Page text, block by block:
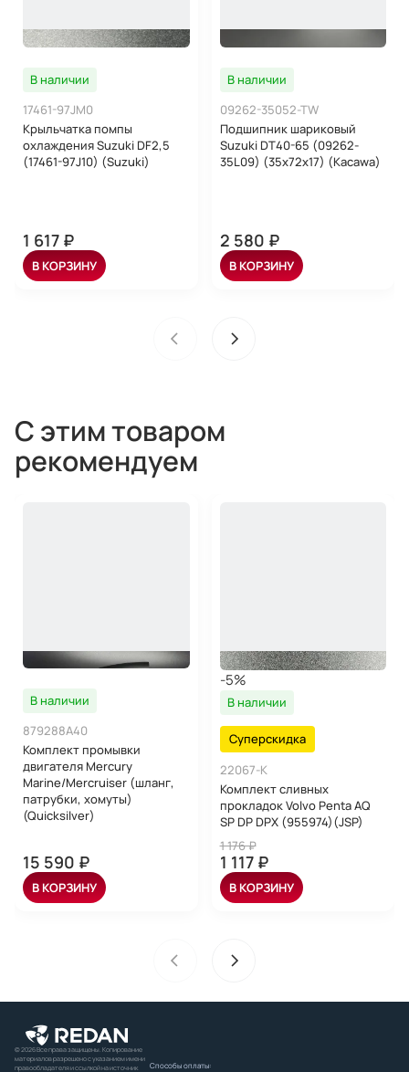
В наличии
17461-97JM0
Крыльчатка помпы
охлаждения Suzuki DF2,5
(17461-97J10) (Suzuki)
1 617 ₽
В КОРЗИНУ
В наличии
09262-35052-TW
Подшипник шариковый
Suzuki DT40-65 (09262-
35L09) (35x72x17) (Kacawa)
2 580 ₽
В КОРЗИНУ
С этим товаром
рекомендуем
В наличии
879288A40
Комплект промывки
двигателя Mercury
Marine/Mercruiser (шланг,
патрубки, хомуты)
(Quicksilver)
15 590 ₽
В КОРЗИНУ
-5%
В наличии
Суперскидка
22067-K
Комплект сливных
прокладок Volvo Penta AQ
SP DP DPX (955974)(JSP)
1 176 ₽
1 117 ₽
В КОРЗИНУ
© 2026 Все права защищены. Копирование
материалов разрешено с указанием имени
правообладателя и ссылкой на источник
Способы оплаты: